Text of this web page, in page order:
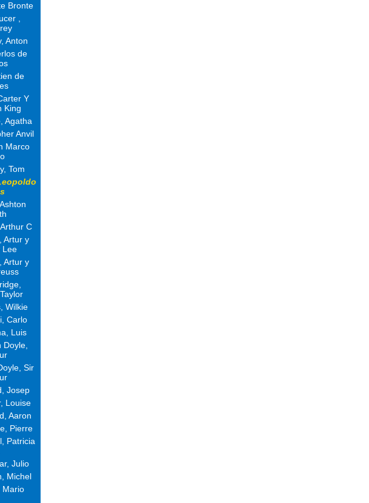
Bronte
,
Anton
de
de
Y
King
Agatha
Anvil
Marco
Tom
C
Artur y
Lee
Artur y
Wilkie
Carlo
Luis
Doyle,
Sir
Josep
Louise
Aaron
Pierre
Patricia
Julio
Michel
Mario